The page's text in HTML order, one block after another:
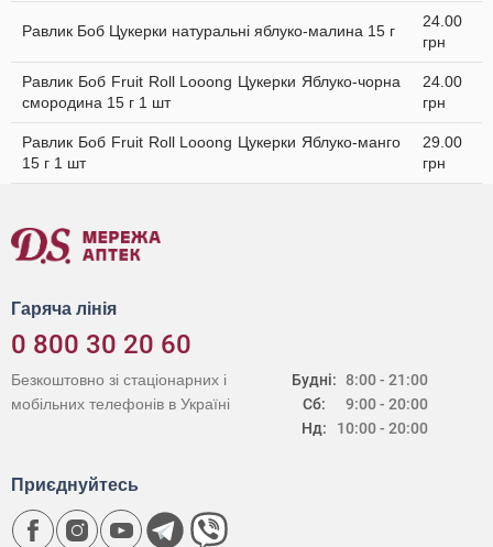
Равлик Боб Цукерки натуральні яблуко-малина 15 г
24.00
грн
Равлик Боб Fruit Roll Looong Цукерки Яблуко-чорна
смородина 15 г 1 шт
24.00
грн
Равлик Боб Fruit Roll Looong Цукерки Яблуко-манго
15 г 1 шт
29.00
грн
Гаряча лінія
0 800 30 20 60
Будні:
Сб:
Нд:
8:00 - 21:00
9:00 - 20:00
10:00 - 20:00
Безкоштовно зі стаціонарних і
мобільних телефонів в Україні
Приєднуйтесь